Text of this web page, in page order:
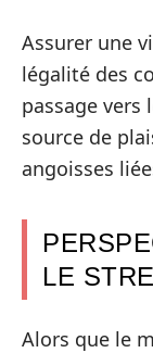
Assurer une
légalité des
passage vers
source de
angoisses
LE
Alors que le